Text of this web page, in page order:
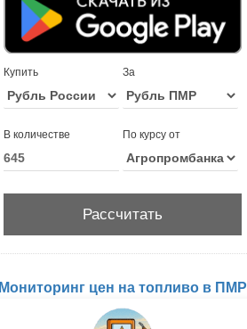
Купить За
В количестве По курсу от
Мониторинг цен на топливо в ПМР